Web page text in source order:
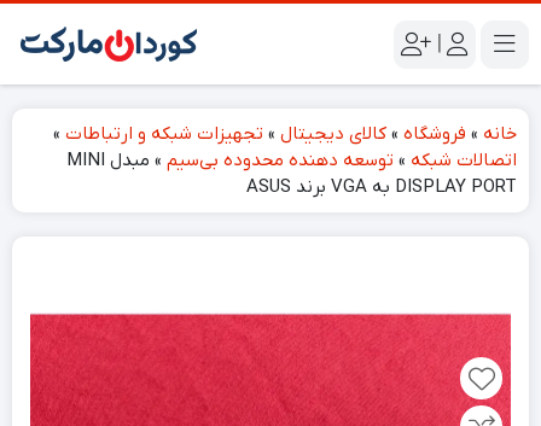
|
خانه » فروشگاه » کالای دیجیتال » تجهیزات شبکه و ارتباطات »
اتصالات شبکه » توسعه دهنده محدوده بی‌سیم »
مبدل MINI
DISPLAY PORT به VGA برند ASUS